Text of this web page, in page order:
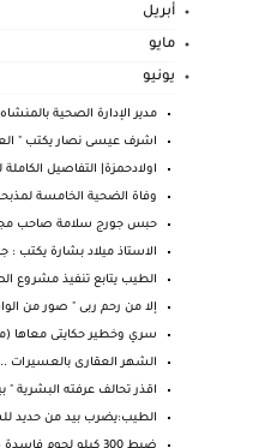
أبريل
مايو
يونيو
مدير الإدارة الصحية
اشرف عيسى نصار يكتب "
اولادحمزة| التفاصيل
وفاة الضحية الخامسة
حبس جورج سلامة صاحب مجزرة
الاستاذ ميلاد بشارة يكتب :
الطيب يتابع تنفيذ مشروع
إلا من رحم ربى " صور من
سري وخطير حكايتى معاها
الشهر العقارى بالعسيرات ...
اقذر تحالف عرفته البشرية "
الطيب:يضرب بيد من حديد